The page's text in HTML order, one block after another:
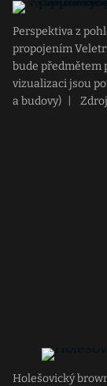
Perspektiva z
propojením
bude předmětem
vizualizaci jsou
a budovy)
Holešovický